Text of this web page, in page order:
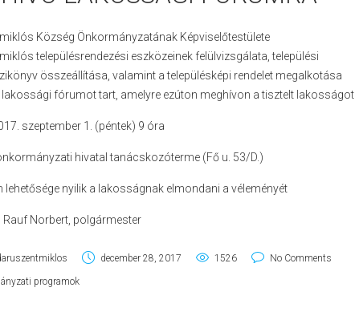
Község Önkormányzatának Képviselőtestülete
településrendezési eszközeinek felülvizsgálata, települési
összeállítása, valamint a településképi rendelet megalkotása
lakossági fórumot tart, amelyre ezúton meghívon a tisztelt lakosságot.
szeptember 1. (péntek) 9 óra
hivatal tanácskozóterme (Fő u. 53/D.)
nyilik a lakosságnak elmondani a véleményét
Rauf Norbert, polgármester
december 28, 2017 1526 No Comments
programok